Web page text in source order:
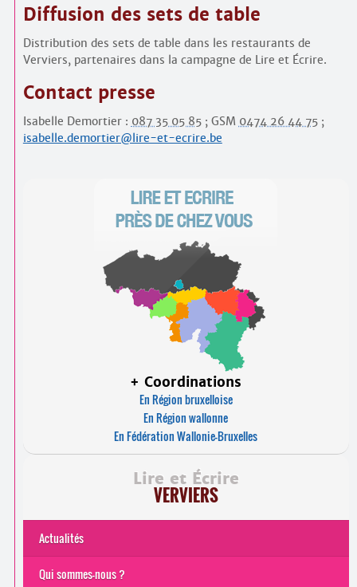
Diffusion des sets de table
Distribution des sets de table dans les restaurants de
Verviers, partenaires dans la campagne de Lire et Écrire.
Contact presse
Isabelle Demortier : 087 35 05 85; GSM 0474 26 44 75;
isabelle.demortier@lire-et-ecrire.be
+ Coordinations
En Région bruxelloise
En Région wallonne
En Fédération Wallonie-Bruxelles
Lire et Écrire
VERVIERS
Actualités
Qui sommes-nous ?